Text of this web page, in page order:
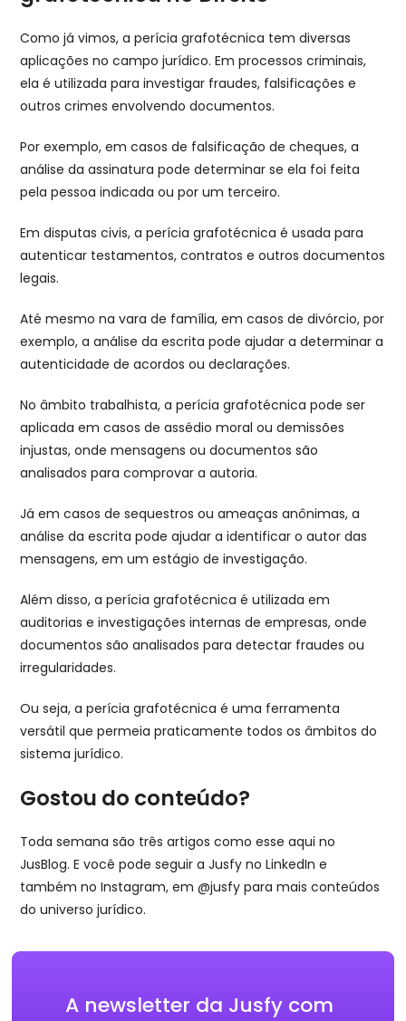
Como já vimos, a perícia grafotécnica tem diversas
aplicações no campo jurídico. Em processos criminais,
ela é utilizada para investigar fraudes, falsificações e
outros crimes envolvendo documentos.
Por exemplo, em casos de falsificação de cheques, a
análise da assinatura pode determinar se ela foi feita
pela pessoa indicada ou por um terceiro.
Em disputas civis, a perícia grafotécnica é usada para
autenticar testamentos, contratos e outros documentos
legais.
Até mesmo na vara de família, em casos de divórcio, por
exemplo, a análise da escrita pode ajudar a determinar a
autenticidade de acordos ou declarações.
No âmbito trabalhista, a perícia grafotécnica pode ser
aplicada em casos de assédio moral ou demissões
injustas, onde mensagens ou documentos são
analisados para comprovar a autoria.
Já em casos de sequestros ou ameaças anônimas, a
análise da escrita pode ajudar a identificar o autor das
mensagens, em um estágio de investigação.
Além disso, a perícia grafotécnica é utilizada em
auditorias e investigações internas de empresas, onde
documentos são analisados para detectar fraudes ou
irregularidades.
Ou seja, a perícia grafotécnica é uma ferramenta
versátil que permeia praticamente todos os âmbitos do
sistema jurídico.
Gostou do conteúdo?
Toda semana são três artigos como esse aqui no
JusBlog. E você pode seguir a Jusfy no LinkedIn e
também no Instagram, em @jusfy para mais conteúdos
do universo jurídico.
A newsletter da Jusfy com